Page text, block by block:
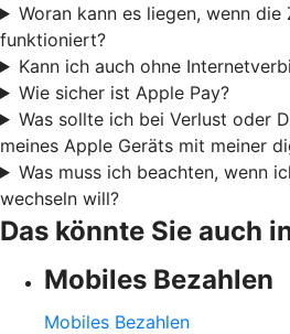
Woran kann es liegen, wenn
funktioniert?
Kann ich auch ohne
Wie sicher ist Apple Pay?
Was sollte ich bei Verlust oder
meines Apple Geräts mit meiner
Was muss ich beachten, wenn
wechseln will?
Das könnte Sie auch
Mobiles Bezahlen
Mobiles Bezahlen